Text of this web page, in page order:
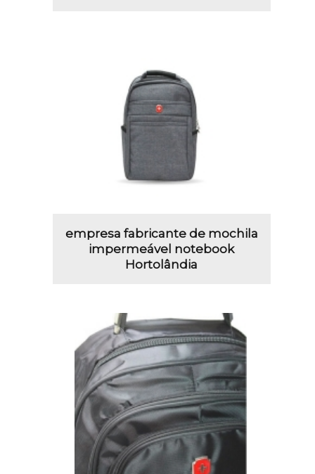
empresa fabricante de mochila
impermeável notebook
Hortolândia